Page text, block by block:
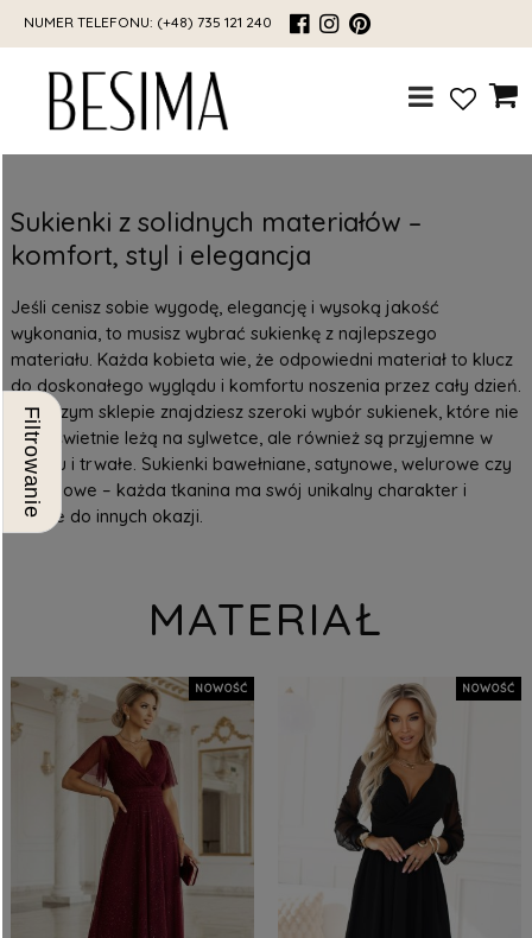
NUMER TELEFONU: (+48) 735 121 240
Filtrowanie
Sukienki z solidnych materiałów –
komfort, styl i elegancja
Jeśli cenisz sobie wygodę, elegancję i wysoką jakość
wykonania, to musisz wybrać sukienkę z najlepszego
materiału. Każda kobieta wie, że odpowiedni materiał to klucz
do doskonałego wyglądu i komfortu noszenia przez cały dzień.
W naszym sklepie znajdziesz szeroki wybór sukienek, które nie
tylko świetnie leżą na sylwetce, ale również są przyjemne w
dotyku i trwałe. Sukienki bawełniane, satynowe, welurowe czy
szyfonowe – każda tkanina ma swój unikalny charakter i
pasuje do innych okazji.
MATERIAŁ
NOWOŚĆ NOWOŚĆ